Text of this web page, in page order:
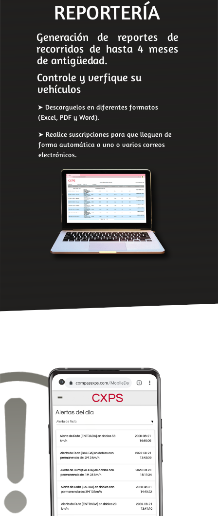
REPORTERÍA
Generación de reportes de
recorridos de hasta 4 meses
de antigüedad.
Controle y verfique su
vehículos
➤ Descarguelos en diferentes formatos
(Excel, PDF y Word).
➤ Realice suscripciones para que lleguen de
forma automática a uno o varios correos
electrónicos.